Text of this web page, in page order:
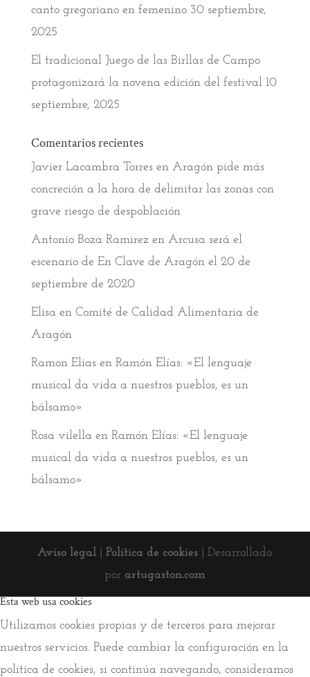
canto gregoriano en femenino 30 septiembre,
2025
El tradicional Juego de las Birllas de Campo
protagonizará la novena edición del festival 10
septiembre, 2025
Comentarios recientes
Javier Lacambra Torresen Aragón pide más
concreción a la hora de delimitar las zonas con
grave riesgo de despoblación
Antonio Boza Ramirez en Arcusa será el
escenario de En Clave de Aragón el 20 de
septiembre de 2020
Elisa en Comité de Calidad Alimentaria de
Aragón
Ramon Eliasen Ramón Elías: «El lenguaje
musical da vida a nuestros pueblos, es un
bálsamo»
Rosa vilella en Ramón Elías: «El lenguaje
musical da vida a nuestros pueblos, es un
bálsamo»
Aviso legal |Política de cookies | Desarrollado
por artugaston.com
Esta web usa cookies
Utilizamos cookies propias y de terceros para mejorar
nuestros servicios. Puede cambiar la configuración en la
política de cookies, si continúa navegando, consideramos